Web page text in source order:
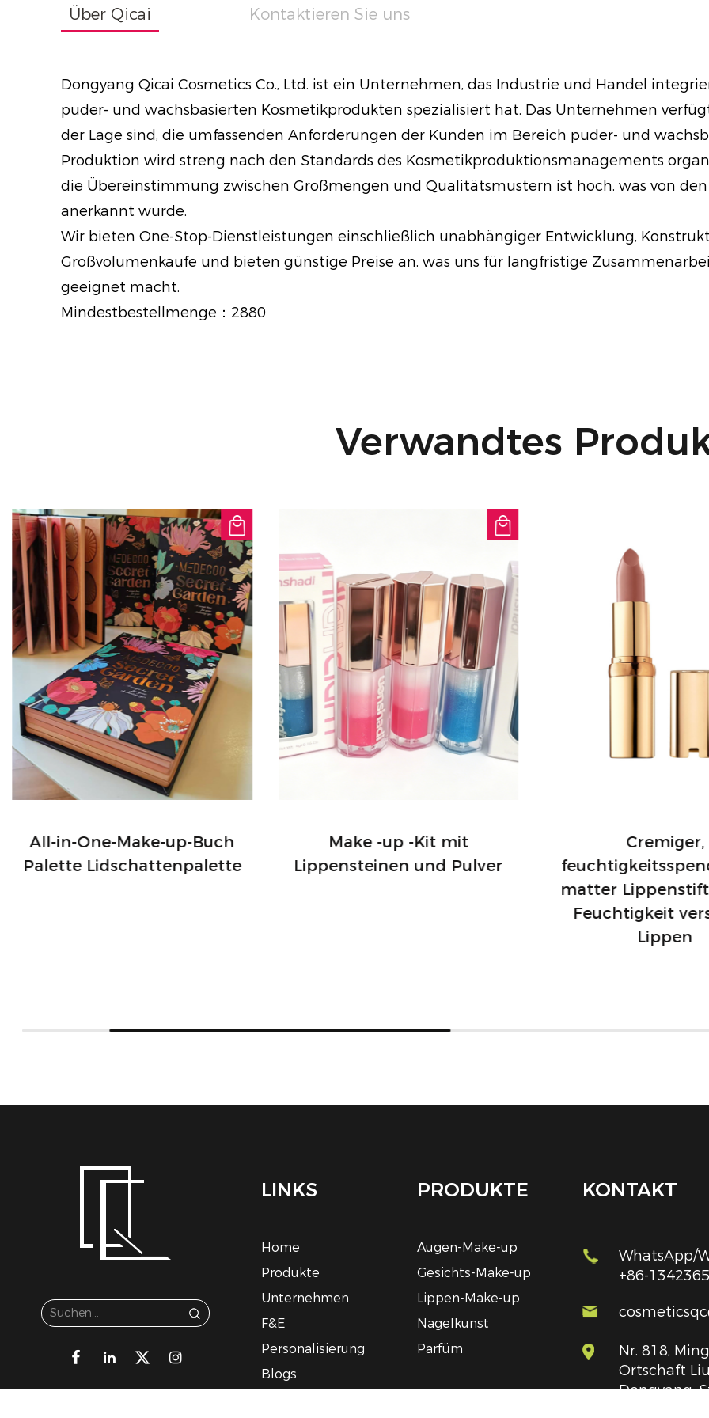
Tag über lebendig
Design spart nicht
Farbtöne
Make-up-Routine
kombiniert die
befähigt Sie,
Über Qicai Kontaktieren Sie uns
Dongyang Qicai Cosmetics Co., Ltd. ist ein Unternehmen, das Industrie und Handel
puder- und wachsbasierten Kosmetikprodukten spezialisiert hat. Das Unternehmen
der Lage sind, die umfassenden Anforderungen der Kunden im Bereich puder- und
Produktion wird streng nach den Standards des Kosmetikproduktionsmanagements
die Übereinstimmung zwischen Großmengen und Qualitätsmustern ist hoch, was von
anerkannt wurde.
Wir bieten One-Stop-Dienstleistungen einschließlich unabhängiger Entwicklung,
Großvolumenkaufe und bieten günstige Preise an, was uns für langfristige
geeignet macht.
Mindestbestellmenge：2880
Verwandtes
All-in-One-Make-up-Buch
Palette Lidschattenpalette
Make -up -Kit mit
Lippensteinen und Pulver
Cremiger,
matter
Feuchtigkeit
Lippen
LINKS
Home
Produkte
Unternehmen
F&E
Personalisierung
Blogs
PRODUKTE
Augen-Make-up
Gesichts-Make-up
Lippen-Make-up
Nagelkunst
Parfüm
KONTAKT
WhatsApp/
+86-
Nr. 818,
Ortschaft
Dongyang,